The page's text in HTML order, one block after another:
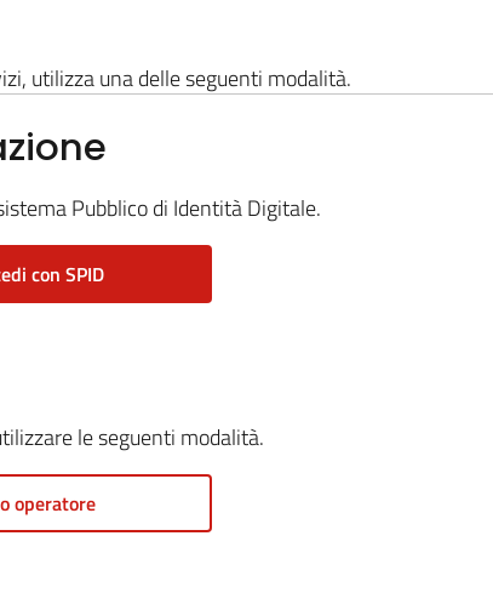
utilizza una delle seguenti modalità.
Pubblico di Identità Digitale.
con SPID
le seguenti modalità.
operatore